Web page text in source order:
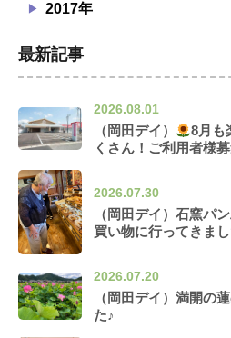
2017年
最新記事
2026.08.01
（岡田デイ）
8月も
くさん！ご利用者様
2026.07.30
（岡田デイ）石窯パ
買い物に行ってきま
2026.07.20
（岡田デイ）満開の
た♪